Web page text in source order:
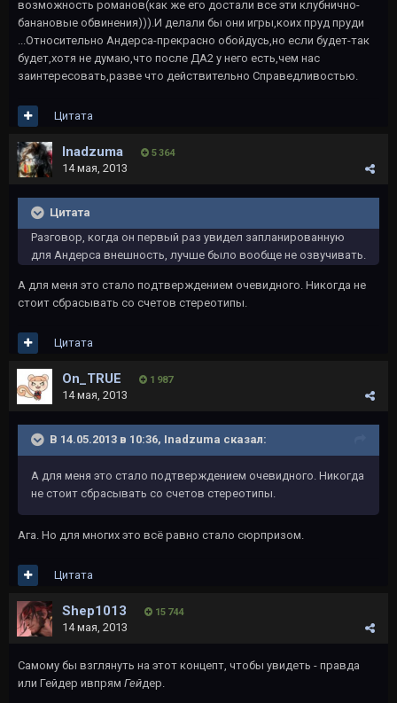
возможность романов(как же его достали все эти клубнично-
банановые обвинения))).И делали бы они игры,коих пруд пруди
...Относительно Андерса-прекрасно обойдусь,но если будет-так
будет,хотя не думаю,что после ДА2 у него есть,чем нас
заинтересовать,разве что действительно Справедливостью.
Цитата
Inadzuma 5 364
14 мая, 2013
Цитата
Разговор, когда он первый раз увидел запланированную
для Андерса внешность, лучше было вообще не озвучивать.
А для меня это стало подтверждением очевидного. Никогда не
стоит сбрасывать со счетов стереотипы.
Цитата
On_TRUE 1 987
14 мая, 2013
В 14.05.2013 в 10:36, Inadzuma сказал:
А для меня это стало подтверждением очевидного. Никогда
не стоит сбрасывать со счетов стереотипы.
Ага. Но для многих это всё равно стало сюрпризом.
Цитата
Shep1013 15 744
14 мая, 2013
Самому бы взглянуть на этот концепт, чтобы увидеть - правда
или Гейдер ивпрям Гейдер.